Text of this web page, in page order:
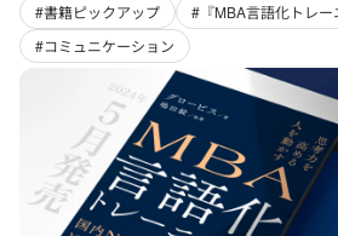
#書籍ピックアップ #『MBA言語化トレー
#コミュニケーション